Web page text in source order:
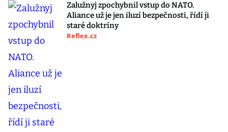
Zalužnyj zpochybnil vstup do NATO.
Aliance už je jen iluzí bezpečnosti, řídí ji
staré doktríny
Reflex.cz